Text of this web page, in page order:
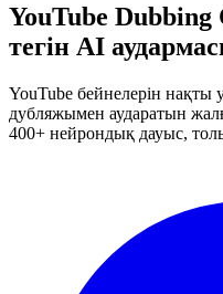
YouTube
тегін AI
YouTube бейнелерін
дубляжымен аударатын
400+ нейрондық дауыс,